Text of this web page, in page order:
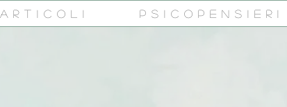
Articoli PsicoPensieri